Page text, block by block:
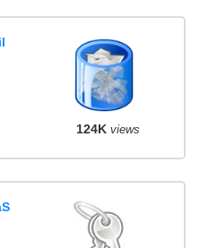
124K views